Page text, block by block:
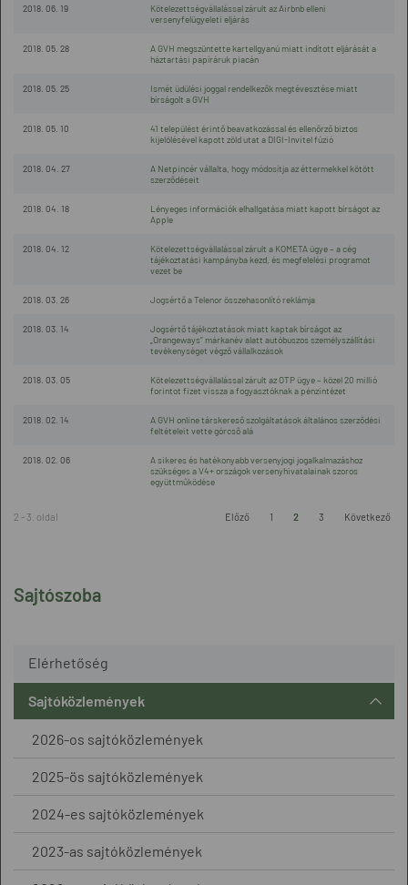
Sajtószoba
Elérhetőség
Sajtóközlemények
2026-os sajtóközlemények
2025-ös sajtóközlemények
2024-es sajtóközlemények
2023-as sajtóközlemények
2018. 06. 19
Kötelezettségvállalással zárult az Airbnb elleni
versenyfelügyeleti eljárás
2018. 05. 28
A GVH megszüntette kartellgyanú miatt indított eljárását a
háztartási papíráruk piacán
2018. 05. 25
Ismét üdülési joggal rendelkezők megtévesztése miatt
bírságolt a GVH
2018. 05. 10
41 települést érintő beavatkozással és ellenőrző biztos
kijelölésével kapott zöld utat a DIGI-Invitel fúzió
2018. 04. 27
A Netpincér vállalta, hogy módosítja az éttermekkel kötött
szerződéseit
2018. 04. 18
Lényeges információk elhallgatása miatt kapott bírságot az
Apple
2018. 04. 12
Kötelezettségvállalással zárult a KOMETA ügye – a cég
tájékoztatási kampányba kezd, és megfelelési programot
vezet be
2018. 03. 26 Jogsértő a Telenor összehasonlító reklámja
2018. 03. 14
Jogsértő tájékoztatások miatt kaptak bírságot az
„Orangeways” márkanév alatt autóbuszos személyszállítási
tevékenységet végző vállalkozások
2018. 03. 05
Kötelezettségvállalással zárult az OTP ügye – közel 20 millió
forintot fizet vissza a fogyasztóknak a pénzintézet
2018. 02. 14
A GVH online társkereső szolgáltatások általános szerződési
feltételeit vette górcső alá
2018. 02. 06
A sikeres és hatékonyabb versenyjogi jogalkalmazáshoz
szükséges a V4+ országok versenyhivatalainak szoros
együttműködése
2 - 3. oldal Előző 1 2 3 Következő